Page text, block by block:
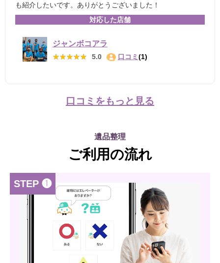
も紹介したいです。ありがとうございました！
対応した店舗
ジャンボコアラ
★★★★★
★★★★★ 5.0 口コミ (1)
口コミをもっと見る
遺品整理
ご利用の流れ
STEP ❶